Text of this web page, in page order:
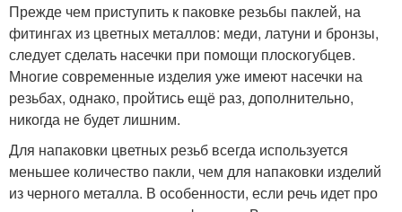
Прежде чем приступить к паковке резьбы паклей, на
фитингах из цветных металлов: меди, латуни и бронзы,
следует сделать насечки при помощи плоскогубцев.
Многие современные изделия уже имеют насечки на
резьбах, однако, пройтись ещё раз, дополнительно,
никогда не будет лишним.
Для напаковки цветных резьб всегда используется
меньшее количество пакли, чем для напаковки изделий
из черного металла. В особенности, если речь идет про